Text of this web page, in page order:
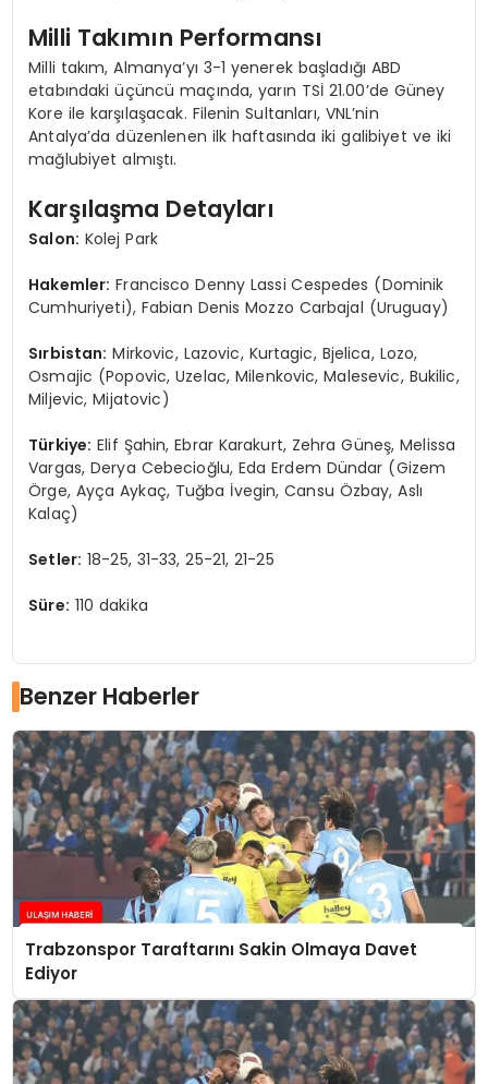
Milli Takımın Performansı
Milli takım, Almanya’yı 3-1 yenerek başladığı ABD
etabındaki üçüncü maçında, yarın TSİ 21.00’de Güney
Kore ile karşılaşacak. Filenin Sultanları, VNL’nin
Antalya’da düzenlenen ilk haftasında iki galibiyet ve iki
mağlubiyet almıştı.
Karşılaşma Detayları
Salon: Kolej Park
Hakemler: Francisco Denny Lassi Cespedes (Dominik
Cumhuriyeti), Fabian Denis Mozzo Carbajal (Uruguay)
Sırbistan: Mirkovic, Lazovic, Kurtagic, Bjelica, Lozo,
Osmajic (Popovic, Uzelac, Milenkovic, Malesevic, Bukilic,
Miljevic, Mijatovic)
Türkiye: Elif Şahin, Ebrar Karakurt, Zehra Güneş, Melissa
Vargas, Derya Cebecioğlu, Eda Erdem Dündar (Gizem
Örge, Ayça Aykaç, Tuğba İvegin, Cansu Özbay, Aslı
Kalaç)
Setler: 18-25, 31-33, 25-21, 21-25
Süre: 110 dakika
Benzer Haberler
Trabzonspor Taraftarını Sakin Olmaya Davet
Ediyor